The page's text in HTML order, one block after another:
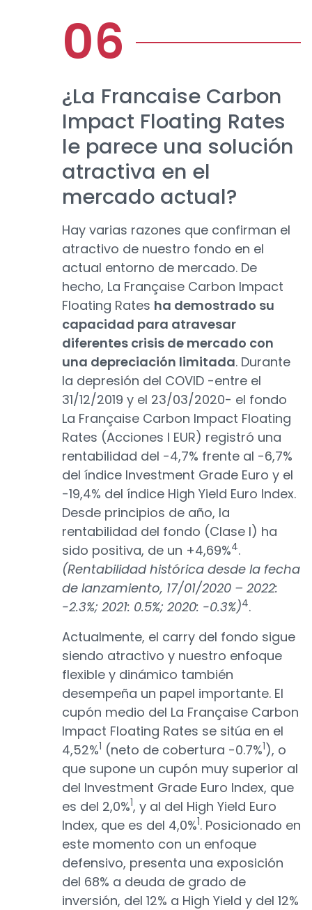
¿La Francaise Carbon
Impact Floating Rates
le parece una solución
atractiva en el
mercado actual?
Hay varias razones que confirman el
atractivo de nuestro fondo en el
actual entorno de mercado. De
hecho, La Française Carbon Impact
Floating Rates ha demostrado su
capacidad para atravesar
diferentes crisis de mercado con
una depreciación limitada. Durante
la depresión del COVID -entre el
31/12/2019 y el 23/03/2020- el fondo
La Française Carbon Impact Floating
Rates (Acciones I EUR) registró una
rentabilidad del -4,7% frente al -6,7%
del índice Investment Grade Euro y el
-19,4% del índice High Yield Euro Index.
Desde principios de año, la
rentabilidad del fondo (Clase I) ha
sido positiva, de un +4,69%4.
(Rentabilidad histórica desde la fecha
de lanzamiento, 17/01/2020 – 2022:
-2.3%; 2021: 0.5%; 2020: -0.3%)4.
Actualmente, el carry del fondo sigue
siendo atractivo y nuestro enfoque
flexible y dinámico también
desempeña un papel importante. El
cupón medio del La Française Carbon
Impact Floating Rates se sitúa en el
4,52%1 (neto de cobertura -0.7%1), o
que supone un cupón muy superior al
del Investment Grade Euro Index, que
es del 2,0%1, y al del High Yield Euro
Index, que es del 4,0%1. Posicionado en
este momento con un enfoque
defensivo, presenta una exposición
del 68% a deuda de grado de
inversión, del 12% a High Yield y del 12%